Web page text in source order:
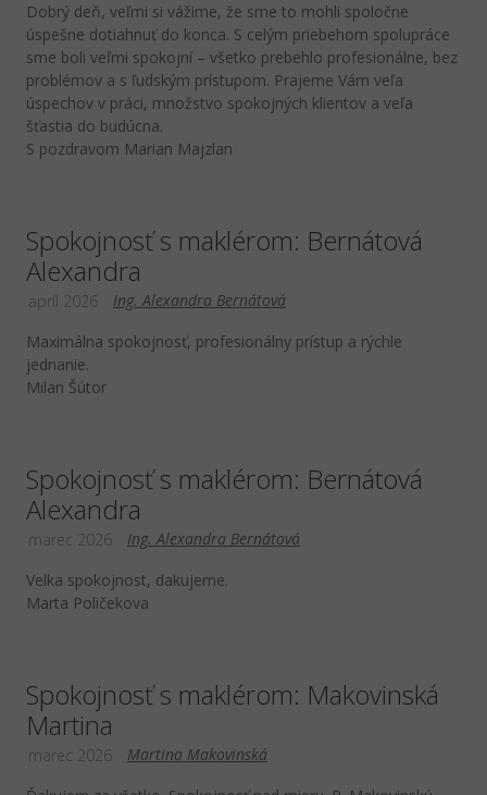
Dobrý deň, veľmi si vážime, že sme to mohli spoločne
úspešne dotiahnuť do konca. S celým priebehom spolupráce
sme boli veľmi spokojní – všetko prebehlo profesionálne, bez
problémov a s ľudským prístupom. Prajeme Vám veľa
úspechov v práci, množstvo spokojných klientov a veľa
šťastia do budúcna.
S pozdravom Marian Majzlan
Spokojnosť s maklérom: Bernátová
Alexandra
Ing. Alexandra Bernátová
apríl 2026
Maximálna spokojnosť, profesionálny prístup a rýchle
jednanie.
Milan Šútor
Spokojnosť s maklérom: Bernátová
Alexandra
Ing. Alexandra Bernátová
marec 2026
Velka spokojnost, dakujeme.
Marta Poličekova
Spokojnosť s maklérom: Makovinská
Martina
Martina Makovinská
marec 2026